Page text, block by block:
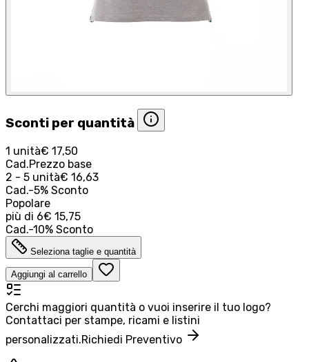
Sconti per quantità
1 unità€ 17,50
Cad.Prezzo base
2 - 5 unità€ 16,63
Cad.-5% Sconto
Popolare
più di 6€ 15,75
Cad.-10% Sconto
Seleziona taglie e quantità
Aggiungi al carrello
Cerchi maggiori quantità o vuoi inserire il tuo logo?
Contattaci per stampe, ricami e listini
personalizzati.Richiedi Preventivo